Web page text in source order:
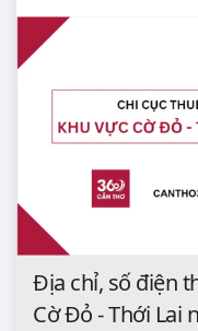
Địa chỉ, số điện
Cờ Đỏ - Thới Lai